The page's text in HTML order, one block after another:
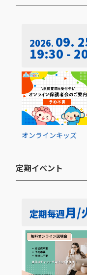
2026 09.
19:30 -
オンラインキッズ
定期イベント​
定期毎週月/